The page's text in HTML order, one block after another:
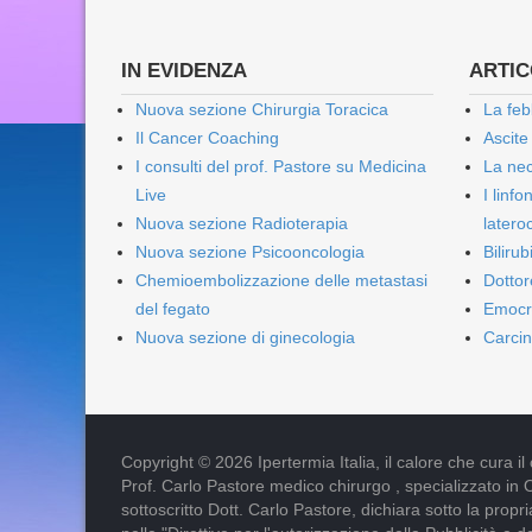
IN EVIDENZA
Nuova sezione Chirurgia Toracica
Il Cancer Coaching
I consulti del prof. Pastore su Medicina
Live
Nuova sezione Radioterapia
Nuova sezione Psicooncologia
Chemioembolizzazione delle metastasi
del fegato
Nuova sezione di ginecologia
La
La
I
Copyright © 2026 Ipertermia Italia, il calore che cura il
Prof. Carlo Pastore medico chirurgo , specializzato in
sottoscritto Dott. Carlo Pastore, dichiara sotto la